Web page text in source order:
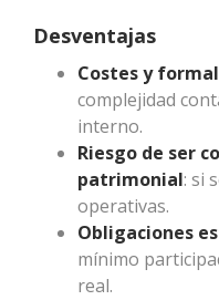
Desventajas
Costes y
complejidad
interno.
Riesgo de ser
patrimonial: si
operativas.
Obligaciones
mínimo
real.